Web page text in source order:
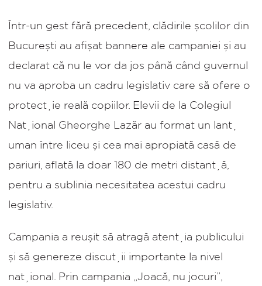
Într-un gest fără precedent, clădirile școlilor din
București au afișat bannere ale campaniei și au
declarat că nu le vor da jos până când guvernul
nu va aproba un cadru legislativ care să ofere o
protecție reală copiilor. Elevii de la Colegiul
Național Gheorghe Lazăr au format un lanț
uman între liceu și cea mai apropiată casă de
pariuri, aflată la doar 180 de metri distanță,
pentru a sublinia necesitatea acestui cadru
legislativ.
Campania a reușit să atragă atenția publicului
și să genereze discuții importante la nivel
național. Prin campania „Joacă, nu jocuri”,